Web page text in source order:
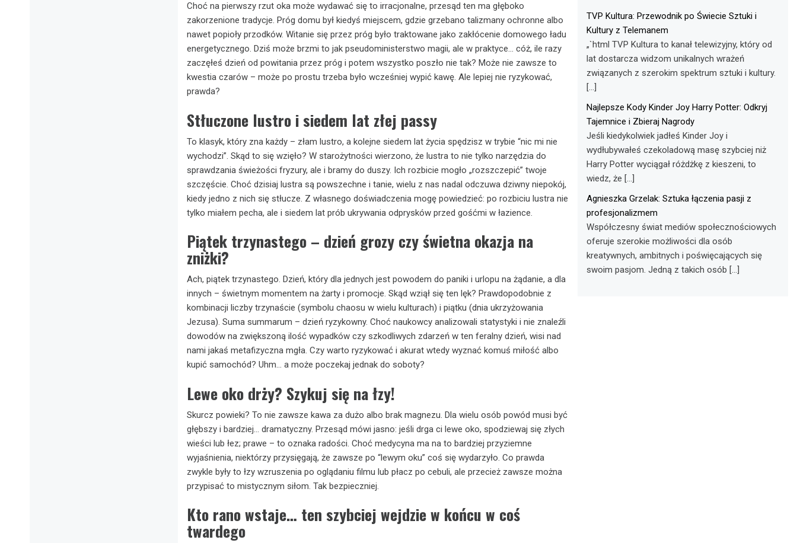
Choć na pierwszy rzut oka może wydawać się to irracjonalne, przesąd ten ma głęboko
zakorzenione tradycje. Próg domu był kiedyś miejscem, gdzie grzebano talizmany ochronne albo
nawet popioły przodków. Witanie się przez próg było traktowane jako zakłócenie domowego ładu
energetycznego. Dziś może brzmi to jak pseudoministerstwo magii, ale w praktyce… cóż, ile razy
zaczęłeś dzień od powitania przez próg i potem wszystko poszło nie tak? Może nie zawsze to
kwestia czarów – może po prostu trzeba było wcześniej wypić kawę. Ale lepiej nie ryzykować,
prawda?
Stłuczone lustro i siedem lat złej passy
To klasyk, który zna każdy – złam lustro, a kolejne siedem lat życia spędzisz w trybie “nic mi nie
wychodzi”. Skąd to się wzięło? W starożytności wierzono, że lustra to nie tylko narzędzia do
sprawdzania świeżości fryzury, ale i bramy do duszy. Ich rozbicie mogło „rozszczepić” twoje
szczęście. Choć dzisiaj lustra są powszechne i tanie, wielu z nas nadal odczuwa dziwny niepokój,
kiedy jedno z nich się stłucze. Z własnego doświadczenia mogę powiedzieć: po rozbiciu lustra nie
tylko miałem pecha, ale i siedem lat prób ukrywania odprysków przed gośćmi w łazience.
Piątek trzynastego – dzień grozy czy świetna okazja na
zniżki?
Ach, piątek trzynastego. Dzień, który dla jednych jest powodem do paniki i urlopu na żądanie, a dla
innych – świetnym momentem na żarty i promocje. Skąd wziął się ten lęk? Prawdopodobnie z
kombinacji liczby trzynaście (symbolu chaosu w wielu kulturach) i piątku (dnia ukrzyżowania
Jezusa). Suma summarum – dzień ryzykowny. Choć naukowcy analizowali statystyki i nie znaleźli
dowodów na zwiększoną ilość wypadków czy szkodliwych zdarzeń w ten feralny dzień, wisi nad
nami jakaś metafizyczna mgła. Czy warto ryzykować i akurat wtedy wyznać komuś miłość albo
kupić samochód? Uhm… a może poczekaj jednak do soboty?
Lewe oko drży? Szykuj się na łzy!
Skurcz powieki? To nie zawsze kawa za dużo albo brak magnezu. Dla wielu osób powód musi być
głębszy i bardziej… dramatyczny. Przesąd mówi jasno: jeśli drga ci lewe oko, spodziewaj się złych
wieści lub łez; prawe – to oznaka radości. Choć medycyna ma na to bardziej przyziemne
wyjaśnienia, niektórzy przysięgają, że zawsze po “lewym oku” coś się wydarzyło. Co prawda
zwykle były to łzy wzruszenia po oglądaniu filmu lub płacz po cebuli, ale przecież zawsze można
przypisać to mistycznym siłom. Tak bezpieczniej.
Kto rano wstaje… ten szybciej wejdzie w końcu w coś
twardego
TVP Kultura: Przewodnik po Świecie Sztuki i
Kultury z Telemanem
„`html TVP Kultura to kanał telewizyjny, który od
lat dostarcza widzom unikalnych wrażeń
związanych z szerokim spektrum sztuki i kultury.
[…]
Najlepsze Kody Kinder Joy Harry Potter: Odkryj
Tajemnice i Zbieraj Nagrody
Jeśli kiedykolwiek jadłeś Kinder Joy i
wydłubywałeś czekoladową masę szybciej niż
Harry Potter wyciągał różdżkę z kieszeni, to
wiedz, że […]
Agnieszka Grzelak: Sztuka łączenia pasji z
profesjonalizmem
Współczesny świat mediów społecznościowych
oferuje szerokie możliwości dla osób
kreatywnych, ambitnych i poświęcających się
swoim pasjom. Jedną z takich osób […]